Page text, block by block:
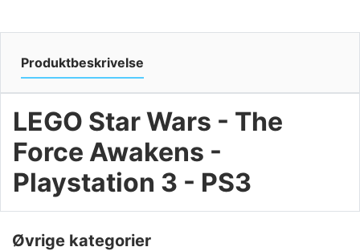
Produktbeskrivelse
LEGO Star Wars - The
Force Awakens -
Playstation 3 - PS3
Øvrige kategorier